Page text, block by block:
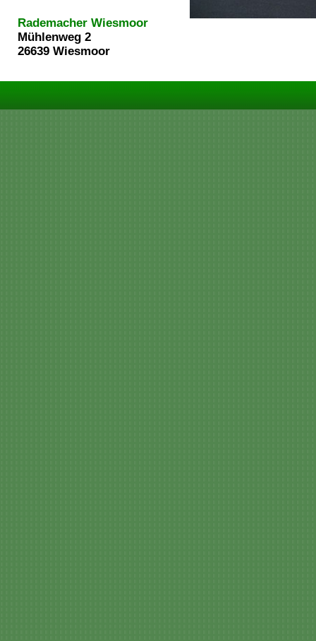
Rademacher Wiesmoor
Mühlenweg 2
26639 Wiesmoor